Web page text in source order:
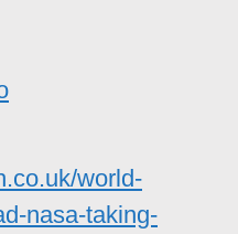
world-
nasa-taking-